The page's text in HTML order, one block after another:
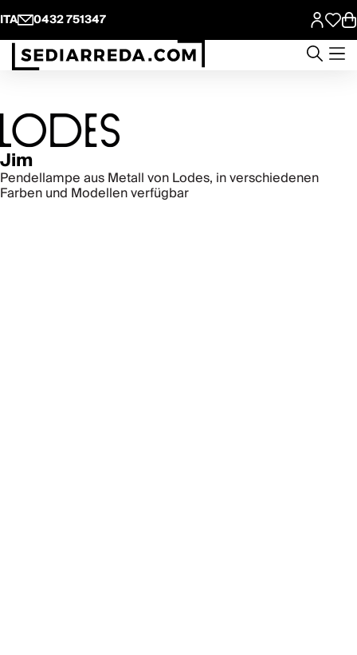
ITA 0432 751347
Jim
Pendellampe aus Metall von Lodes, in verschiedenen
Farben und Modellen verfügbar